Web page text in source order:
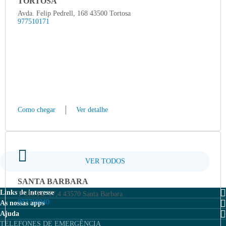
VER TODOS
Avda. Felip Pedrell, 168 43500 Tortosa
977510171
Como chegar Ver detalhe
SANTA BARBARA
T-310 Pk: 17,4 43570 Santa Barbara
977718040
Links de interesse
MOEVE PRO
As nossas apps
Moeve
Ajuda
TELEFONES DE EMERGÊNCIA